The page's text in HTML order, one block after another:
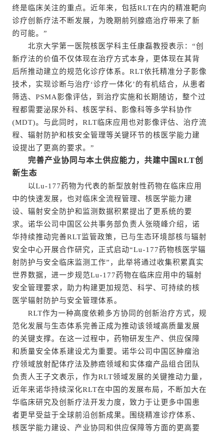
终是临床关注的重点。近年来，包括RLT在内的精准靶向
诊疗创新疗法不断发展，为晚期前列腺癌治疗带来了新
的可能。”
北京大学第一医院核医学科主任康磊教授表示：“创
新疗法的价值不仅体现在治疗方式本身，更体现在其背
后所推动建立的规范化诊疗体系。RLT依托精准分子影像
技术，实现诊断与治疗‘诊疗一体化’的有机结合，从患者
筛选、PSMA影像评估，到治疗实施和长期随访，整个过
程都需要泌尿外科、核医学科、影像科等多学科协作
(MDT)。与此同时，RLT临床应用也对影像评估、治疗流
程、辐射防护和核安全管理等关键环节的核医学能力建
设提出了更高的要求。”
完善产业协同与本土供应能力，共建中国RLT创
新生态
以Lu-177药物为代表的新型放射性药物在临床应用
中的快速发展，也对临床全流程管理、核医学能力建
设、辐射安全防护和监测数据积累提出了更系统的要
求。诺华公司中国区公共事务部负责人张晓峰介绍，诺
华持续推动完善RLT监管政策，已与生态环境部核与辐射
安全中心开展合作研究，正式启动“Lu-177药物核医学辐
射防护与安全临床监测工作”，此举将通过收集积累真实
世界数据，进一步规范Lu-177药物在临床应用中的辐射
安全管理要求，助力构建更加规范、科学、可持续的核
医学辐射防护与安全管理体系。
RLT作为一种高度依赖多方协同的创新治疗方式，规
范化发展与生态体系完善正成为推动该领域高质量发展
的关键支撑。在这一过程中，药物研发生产、供应保障
和质量安全体系建设尤为重要。诺华公司中国区肿瘤治
疗领域放射配体疗法及肺癌领域和实体瘤产品组合团队
负责人王子文表示，作为RLT领域发展的关键推动力量，
近年来诺华持续深化RLT在中国的发展布局，不断加大在
华临床研究及创新疗法开发力度，致力于让更多中国患
者更早受益于全球前沿创新成果。围绕精准诊疗体系、
核医学能力建设、产业协同和供应保障等方面的更高要